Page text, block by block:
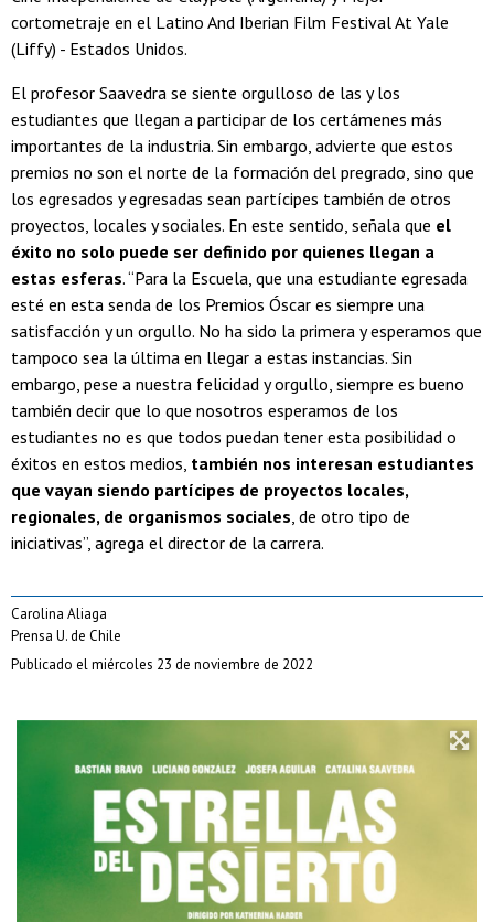
cortometraje en el Latino And Iberian Film Festival At Yale
(Liffy) - Estados Unidos.
El profesor Saavedra se siente orgulloso de las y los
estudiantes que llegan a participar de los certámenes más
importantes de la industria. Sin embargo, advierte que estos
premios no son el norte de la formación del pregrado, sino que
los egresados y egresadas sean partícipes también de otros
proyectos, locales y sociales. En este sentido, señala que el
éxito no solo puede ser definido por quienes llegan a
estas esferas. “Para la Escuela, que una estudiante egresada
esté en esta senda de los Premios Óscar es siempre una
satisfacción y un orgullo. No ha sido la primera y esperamos que
tampoco sea la última en llegar a estas instancias. Sin
embargo, pese a nuestra felicidad y orgullo, siempre es bueno
también decir que lo que nosotros esperamos de los
estudiantes no es que todos puedan tener esta posibilidad o
éxitos en estos medios, también nos interesan estudiantes
que vayan siendo partícipes de proyectos locales,
regionales, de organismos sociales, de otro tipo de
iniciativas”, agrega el director de la carrera.
Carolina Aliaga
Prensa U. de Chile
Publicado el miércoles 23 de noviembre de 2022